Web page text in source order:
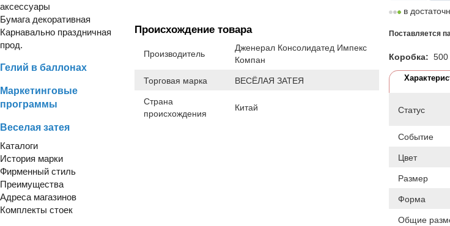
аксессуары
Бумага декоративная
Карнавально праздничная
прод.
Гелий в баллонах
Маркетинговые
программы
Веселая затея
Каталоги
История марки
Фирменный стиль
Преимущества
Адреса магазинов
Комплекты стоек
Происхождение товара
Производитель
Дженерал Консолидатед Импекс
Компан
Торговая марка ВЕСЁЛАЯ ЗАТЕЯ
Страна
происхождения
Китай
в
Поставляется
Коробка:
Статус
Событие
Цвет
Размер
Форма
Общие